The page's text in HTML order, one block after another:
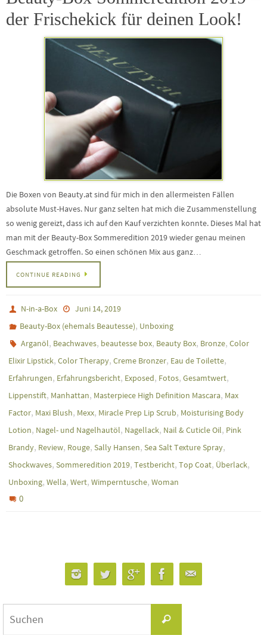
der Frischekick für deinen Look!
Die Boxen von Beauty.at sind für mich in den allermeisten Fällen
absolute Must-Haves. Nur ganz selten hat mich die Zusammenstellung
so wenig gereizt, dass ich auf den Kauf verzichten konnte. Dieses Mal hat
man mit der Beauty-Box Sommeredition 2019 wieder genau meinen
Geschmack getroffen. So einen schönen Mix aus ganz…
CONTINUE READING
N-in-a-Box
Juni 14, 2019
Beauty-Box (ehemals Beautesse), Unboxing
Arganöl, Beachwaves, beautesse box, Beauty Box, Bronze,Color
Elixir Lipstick, Color Therapy, Creme Bronzer, Eau de Toilette,
Erfahrungen, Erfahrungsbericht, Exposed, Fotos, Gesamtwert,
Lippenstift, Manhattan, Masterpiece High Definition Mascara, Max
Factor, Maxi Blush, Mexx, Miracle Prep Lip Scrub, Moisturising Body
Lotion, Nagel- und Nagelhautöl, Nagellack, Nail & Cuticle Oil, Pink
Brandy, Review, Rouge, Sally Hansen, Sea Salt Texture Spray,
Shockwaves, Sommeredition 2019, Testbericht, Top Coat, Überlack,
Unboxing, Wella, Wert, Wimperntusche, Woman
0
Suchen